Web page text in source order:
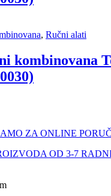
, Ručni alati
kombinovana
ZA ONLINE
OD 3-7